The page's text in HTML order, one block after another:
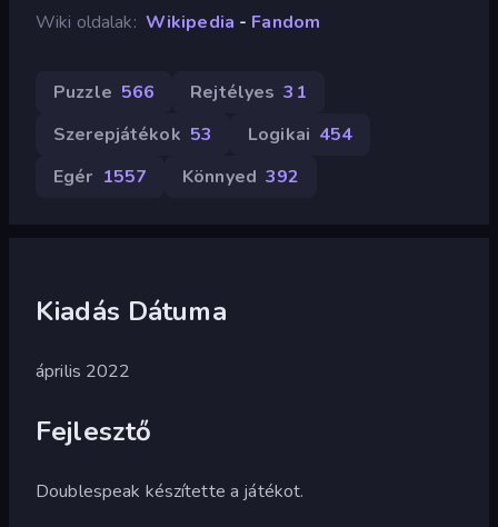
Wiki oldalak Wikipedia - Fandom
Puzzle 566 Rejtélyes 31
Szerepjátékok 53 Logikai 454
Egér 1557 Könnyed 392
Kiadás Dátuma
április 2022
Fejlesztő
Doublespeak készítette a játékot.